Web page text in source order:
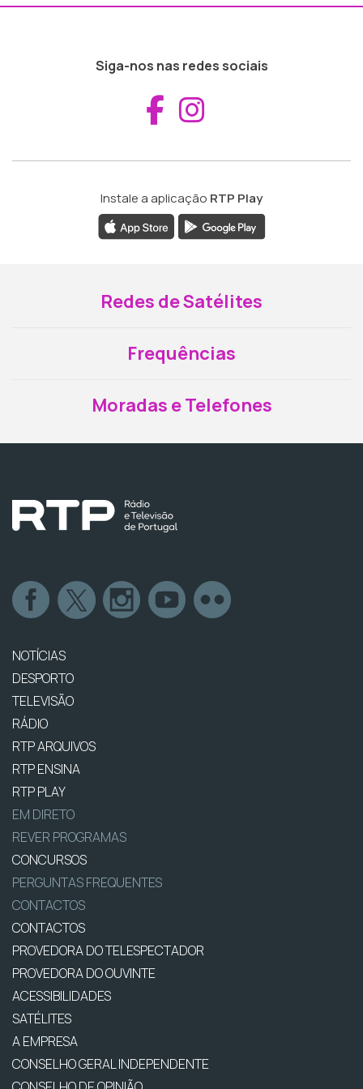
Siga-nos nas redes sociais
Aceder ao
Instale a aplicação RTP Play
Redes de Satélites
Frequências
Moradas e Telefones
NOTÍCIAS
DESPORTO
TELEVISÃO
RÁDIO
RTP ARQUIVOS
RTP ENSINA
RTP PLAY
EM DIRETO
REVER PROGRAMAS
CONCURSOS
PERGUNTAS FREQUENTES
CONTACTOS
CONTACTOS
PROVEDORA DO TELESPECTADOR
PROVEDORA DO OUVINTE
ACESSIBILIDADES
SATÉLITES
A EMPRESA
CONSELHO GERAL INDEPENDENTE